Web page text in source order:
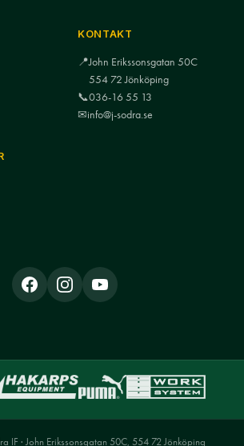
KONTAKT
📍John Erikssonsgatan 50C
554 72 Jönköping
📞036-16 55 13
✉info@j-sodra.se
IF · John Erikssonsgatan 50C, 554 72 Jönköping